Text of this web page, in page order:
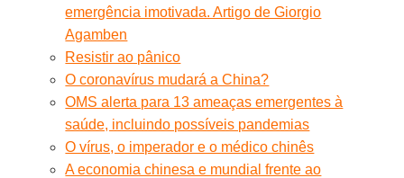
emergência imotivada. Artigo de Giorgio
Agamben
Resistir ao pânico
O coronavírus mudará a China?
OMS alerta para 13 ameaças emergentes à
saúde, incluindo possíveis pandemias
O vírus, o imperador e o médico chinês
A economia chinesa e mundial frente ao